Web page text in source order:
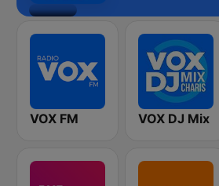
VOX FM VOX DJ Mix